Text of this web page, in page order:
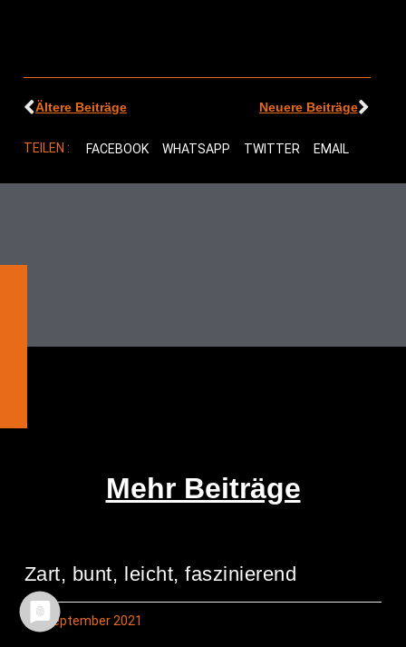
Ältere Beiträge Neuere Beiträge
TEILEN : FACEBOOK WHATSAPP TWITTER EMAIL
Mehr Beiträge
Zart, bunt, leicht, faszinierend
26. September 2021